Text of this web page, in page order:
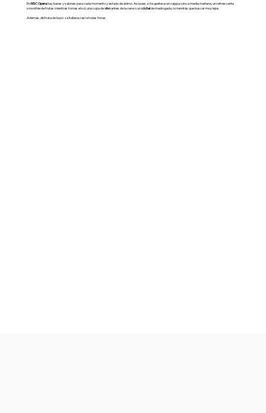
EnMSC Operahay bares y salones para cada momento y estado de ánimo. Así pues, si te apetece un cappuccino a media mañana, un refrescante
smoothie de frutas mientras tomas el sol, una copa devinoantes de la cena o uncóctelde madrugada, no tendrás que buscar muy lejos.
Además, disfruta de la pizza italiana casi a todas horas.